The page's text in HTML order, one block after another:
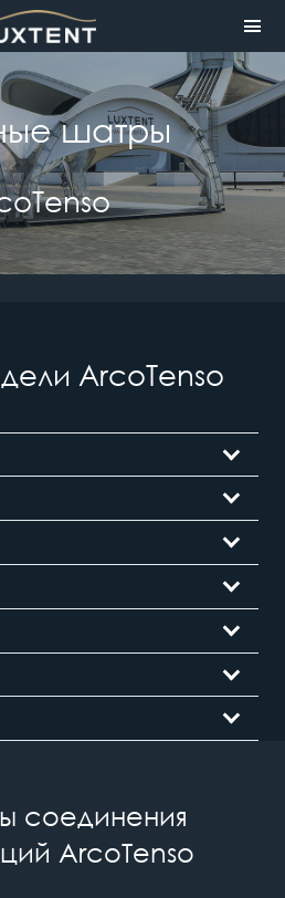
шатры
ArcoTenso
соединения
ArcoTenso